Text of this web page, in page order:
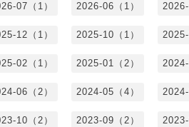
07（1） 2026-06（1） 2026-
12（1） 2025-10（1） 2025-
02（1） 2025-01（2） 2024-
06（2） 2024-05（4） 2024-
10（2） 2023-09（2） 2023-